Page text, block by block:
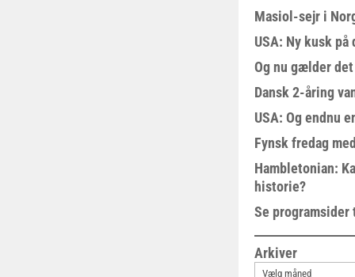
Masiol-sejr i
USA: Ny kusk på
Og nu gælder
Dansk 2-åring
USA: Og endnu
Fynsk fredag
Hambletonian:
historie?
Se
Arkiver